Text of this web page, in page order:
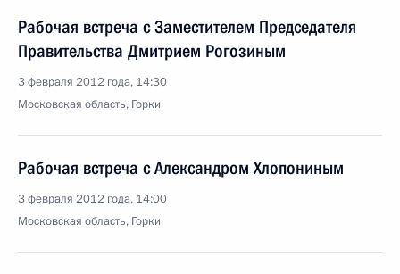
Рабочая встреча с Заместителем Председателя
Правительства Дмитрием Рогозиным
3 февраля 2012 года, 14:30
Московская область, Горки
Рабочая встреча с Александром Хлопониным
3 февраля 2012 года, 14:00
Московская область, Горки